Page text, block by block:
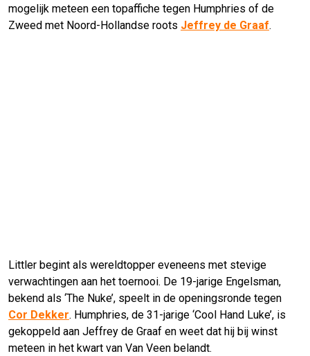
mogelijk meteen een topaffiche tegen Humphries of de
Zweed met Noord-Hollandse roots Jeffrey de Graaf.
Littler begint als wereldtopper eveneens met stevige
verwachtingen aan het toernooi. De 19-jarige Engelsman,
bekend als ‘The Nuke’, speelt in de openingsronde tegen
Cor Dekker. Humphries, de 31-jarige ‘Cool Hand Luke’, is
gekoppeld aan Jeffrey de Graaf en weet dat hij bij winst
meteen in het kwart van Van Veen belandt.